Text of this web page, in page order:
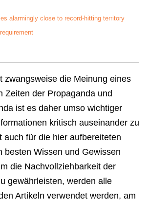
alarmingly close to record-hitting territory
zwangsweise die Meinung eines
Zeiten der Propaganda und
ist es daher umso wichtiger
kritisch auseinander zu
auch für die hier aufbereiteten
besten Wissen und Gewissen
die Nachvollziehbarkeit der
gewährleisten, werden alle
Artikeln verwendet werden, am